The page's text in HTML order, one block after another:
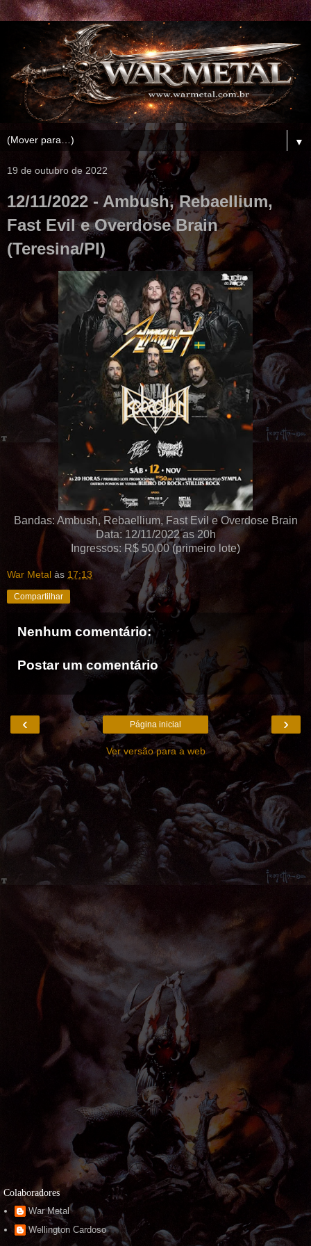
▼
19 de outubro de 2022
12/11/2022 - Ambush, Rebaellium,
Fast Evil e Overdose Brain
(Teresina/PI)
Bandas: Ambush, Rebaellium, Fast Evil e Overdose Brain
Data: 12/11/2022 as 20h
Ingressos: R$ 50,00 (primeiro lote)
War Metal às 17:13
Compartilhar
Nenhum comentário:
Postar um comentário
‹ ›
Página inicial
Ver versão para a web
Colaboradores
War Metal
Wellington Cardoso